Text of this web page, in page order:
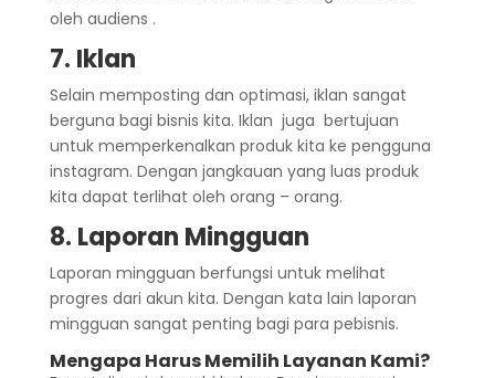
oleh audiens .
7. Iklan
Selain memposting dan optimasi, iklan sangat
berguna bagi bisnis kita. Iklan juga bertujuan
untuk memperkenalkan produk kita ke pengguna
instagram. Dengan jangkauan yang luas produk
kita dapat terlihat oleh orang – orang.
8. Laporan Mingguan
Laporan mingguan berfungsi untuk melihat
progres dari akun kita. Dengan kata lain laporan
mingguan sangat penting bagi para pebisnis.
Mengapa Harus Memilih Layanan Kami?